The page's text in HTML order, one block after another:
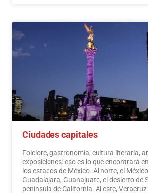
como faros en un océano de belleza
visitantes edificios que cuentan su
recogen su patrimonio cultural. Y que
tradiciones ancestrales, en ceremonias
se puede disfrutar de actividades
Leer más
Ciudades capitales
Folclore, gastronomía, cultura literaria,
exposiciones: eso es lo que encontrará
los estados de México. Al norte, el
Guadalajara, Guanajuato, el desierto de
península de California. Al este, Veracruz